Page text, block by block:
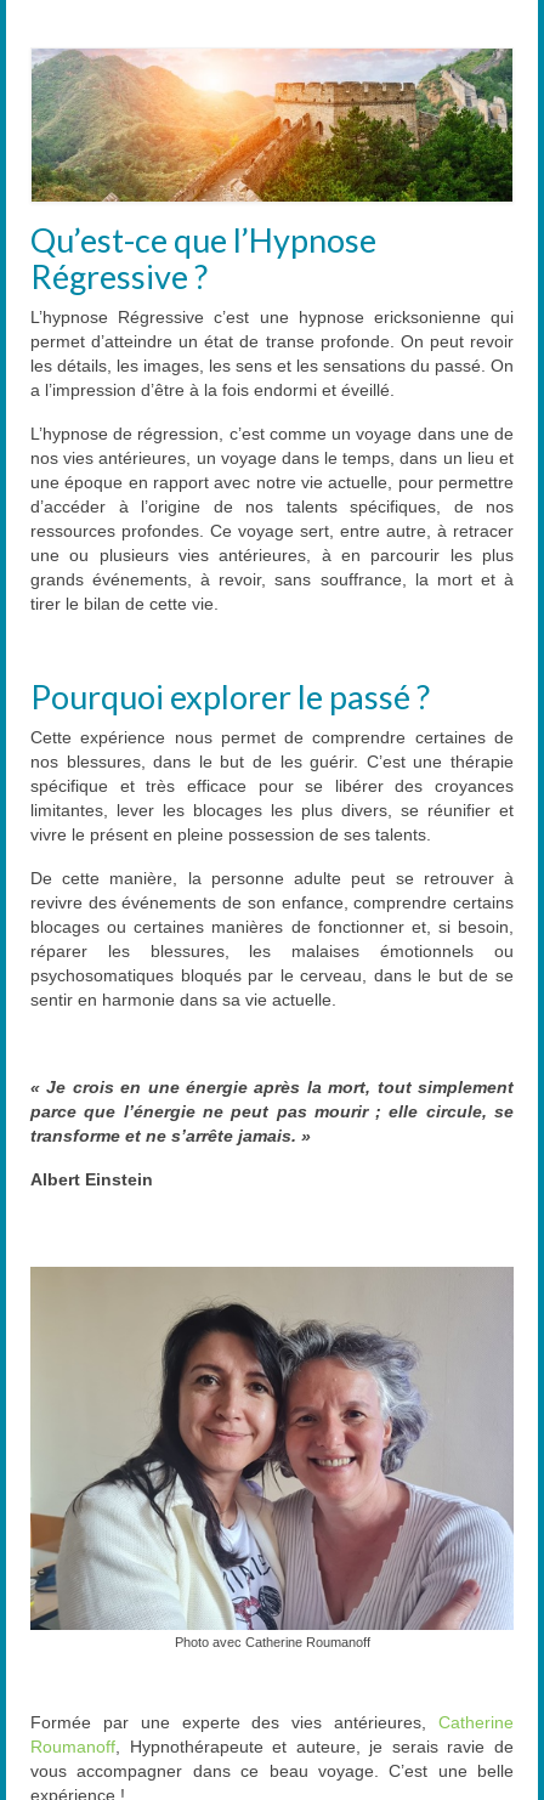
Coaching
La Thérapeute
Contact
Qu’est-ce que l’Hypnose
Régressive ?
L’hypnose Régressive c’est une hypnose ericksonienne qui
permet d’atteindre un état de transe profonde. On peut revoir
les détails, les images, les sens et les sensations du passé. On
a l’impression d’être à la fois endormi et éveillé.
L’hypnose de régression, c’est comme un voyage dans une de
nos vies antérieures, un voyage dans le temps, dans un lieu et
une époque en rapport avec notre vie actuelle, pour permettre
d’accéder à l’origine de nos talents spécifiques, de nos
ressources profondes. Ce voyage sert, entre autre, à retracer
une ou plusieurs vies antérieures, à en parcourir les plus
grands événements, à revoir, sans souffrance, la mort et à
tirer le bilan de cette vie.
Pourquoi explorer le passé ?
Cette expérience nous permet de comprendre certaines de
nos blessures, dans le but de les guérir. C’est une thérapie
spécifique et très efficace pour se libérer des croyances
limitantes, lever les blocages les plus divers, se réunifier et
vivre le présent en pleine possession de ses talents.
De cette manière, la personne adulte peut se retrouver à
revivre des événements de son enfance, comprendre certains
blocages ou certaines manières de fonctionner et, si besoin,
réparer les blessures, les malaises émotionnels ou
psychosomatiques bloqués par le cerveau, dans le but de se
sentir en harmonie dans sa vie actuelle.
« Je crois en une énergie après la mort, tout simplement
parce que l’énergie ne peut pas mourir ; elle circule, se
transforme et ne s’arrête jamais. »
Albert Einstein
Photo avec Catherine Roumanoff
Formée par une experte des vies antérieures, Catherine
Roumanoff , Hypnothérapeute et auteure, je serais ravie de
vous accompagner dans ce beau voyage. C’est une belle
expérience !